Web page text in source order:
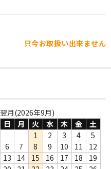
只今お取扱い出来ません
翌月(2026年9月)
日
月 火 水 木 金
土
1
2 3 4
5
6
7 8 9 10 11
12
13
14 15 16 17 18
19